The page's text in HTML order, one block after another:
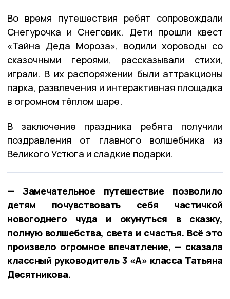
Во время путешествия ребят сопровождали
Снегурочка и Снеговик. Дети прошли квест
«Тайна Деда Мороза», водили хороводы со
сказочными героями, рассказывали стихи,
играли. В их распоряжении были аттракционы
парка, развлечения и интерактивная площадка
в огромном тёплом шаре.
В заключение праздника ребята получили
поздравления от главного волшебника из
Великого Устюга и сладкие подарки.
— Замечательное путешествие позволило
детям почувствовать себя частичкой
новогоднего чуда и окунуться в сказку,
полную волшебства, света и счастья. Всё это
произвело огромное впечатление, — сказала
классный руководитель 3 «А» класса Татьяна
Десятникова.